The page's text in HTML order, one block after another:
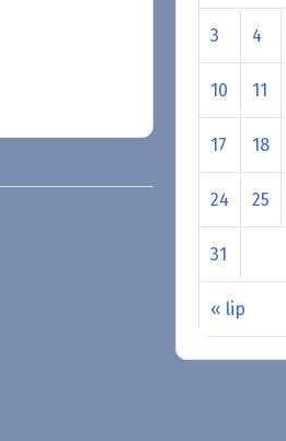
« lip
3 4
10 11
17 18
24 25
31